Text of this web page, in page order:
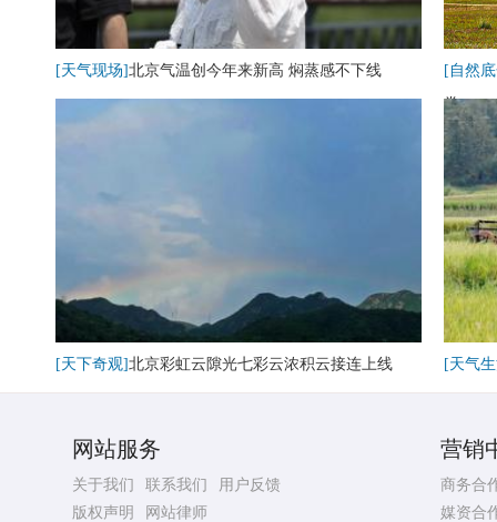
[天气现场]北京气温创今年来新高 焖蒸感不下线
[自然
卷
[天下奇观]北京彩虹云隙光七彩云浓积云接连上线 [天气
网站服务
关于我们 联系我们
用户反馈
版权声明
网站律师
营销
商务合
媒资合